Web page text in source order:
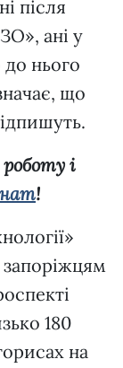
після
ані у
нього
що
і
!
запоріжцям
180
на